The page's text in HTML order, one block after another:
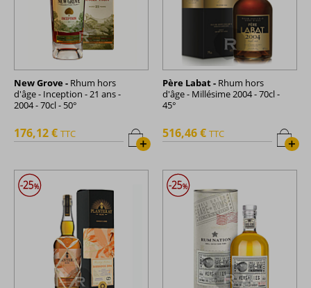
New Grove - Rhum hors
d'âge - Inception - 21 ans -
2004 - 70cl - 50°
+
176,12 € TTC
Père Labat - Rhum hors
d'âge - Millésime 2004 - 70cl -
45°
+
516,46 € TTC